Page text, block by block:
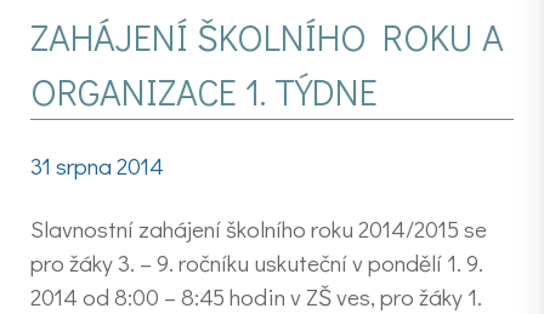
ZAHÁJENÍ ŠKOLNÍHO ROKU A
ORGANIZACE 1. TÝDNE
31 srpna 2014
Slavnostní zahájení školního roku 2014/2015 se
pro žáky 3. – 9. ročníku uskuteční v pondělí 1. 9.
2014 od 8:00 – 8:45 hodin v ZŠ ves, pro žáky 1.